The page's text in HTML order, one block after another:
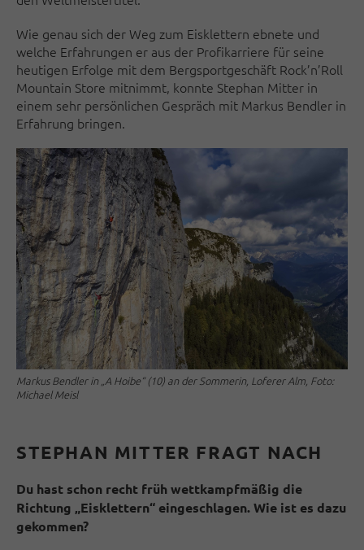
Wie genau sich der Weg zum Eisklettern ebnete und
welche Erfahrungen er aus der Profikarriere für seine
heutigen Erfolge mit dem Bergsportgeschäft Rock’n’Roll
Mountain Store mitnimmt, konnte Stephan Mitter in
einem sehr persönlichen Gespräch mit Markus Bendler in
Erfahrung bringen.
Markus Bendler in „A Hoibe“ (10) an der Sommerin, Loferer Alm, Foto:
Michael Meisl
STEPHAN MITTER FRAGT NACH
Du hast schon recht früh wettkampfmäßig die
Richtung „Eisklettern“ eingeschlagen. Wie ist es dazu
gekommen?